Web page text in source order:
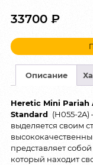
33700 ₽
Описание
Heretic Mini Pariah
Standard (H055-
выделяется своим
представляет
который находит